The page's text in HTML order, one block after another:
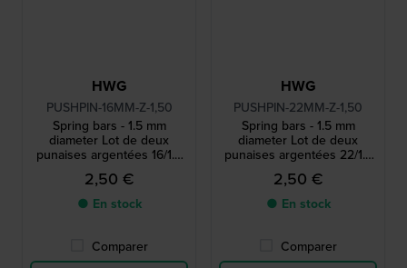
HWG
PUSHPIN-16MM-Z-1,50
Spring bars - 1.5 mm
diameter Lot de deux
punaises argentées 16/1.5
mm
2,50 €
● En stock
Comparer
HWG
PUSHPIN-22MM-Z-1,50
Spring bars - 1.5 mm
diameter Lot de deux
punaises argentées 22/1.5
mm
2,50 €
● En stock
Comparer